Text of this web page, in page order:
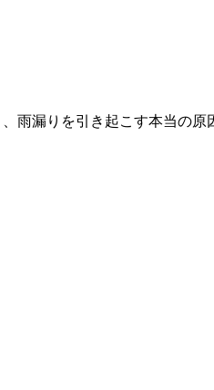
雨漏りを引き起こす本当の